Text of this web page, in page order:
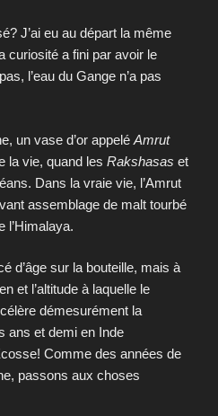
J’ai eu au départ la même
curiosité a fini par avoir le
l’eau du Gange n’a pas
un vase d’or appelé Amrut
la vie, quand les Rakshasas et
Dans la vraie vie, l’Amrut
assemblage de malt tourbé
l’Himalaya.
d’âge sur la bouteille, mais à
et l’altitude à laquelle le
démesurément la
ans et demi en Inde
Comme des années de
passons aux choses